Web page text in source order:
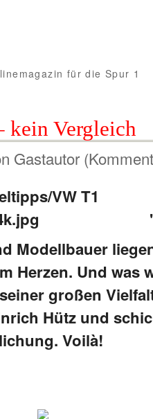
für die Spur 1
kein Vergleich
Gastautor
Modellbauer
Herzen. Und was
großen
Hütz und
Voilà!